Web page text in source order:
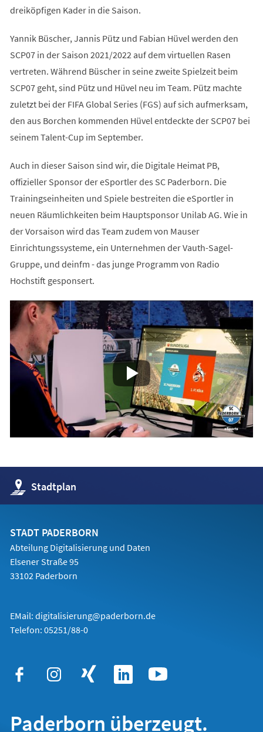
dreiköpfigen Kader in die Saison.
Yannik Büscher, Jannis Pütz und Fabian Hüvel werden den
SCP07 in der Saison 2021/2022 auf dem virtuellen Rasen
vertreten. Während Büscher in seine zweite Spielzeit beim
SCP07 geht, sind Pütz und Hüvel neu im Team. Pütz machte
zuletzt bei der FIFA Global Series (FGS) auf sich aufmerksam,
den aus Borchen kommenden Hüvel entdeckte der SCP07 bei
seinem Talent-Cup im September.
Auch in dieser Saison sind wir, die Digitale Heimat PB,
offizieller Sponsor der eSportler des SC Paderborn. Die
Trainingseinheiten und Spiele bestreiten die eSportler in
neuen Räumlichkeiten beim Hauptsponsor Unilab AG. Wie in
der Vorsaison wird das Team zudem von Mauser
Einrichtungssysteme, ein Unternehmen der Vauth-Sagel-
Gruppe, und deinfm - das junge Programm von Radio
Hochstift gesponsert.
Stadtplan
(Öffnet
in
einem
Tab)
STADT PADERBORN
Abteilung Digitalisierung und Daten
Elsener Straße 95
33102 Paderborn
EMail: digitalisierung@paderborn.de
Telefon: 05251/88-0
Paderborn überzeugt.